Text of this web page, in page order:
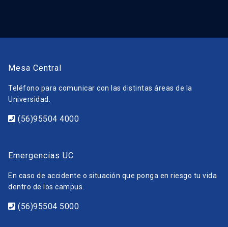
Mesa Central
Teléfono para comunicar con las distintas áreas de la
Universidad.
(56)95504 4000
Emergencias UC
En caso de accidente o situación que ponga en riesgo tu vida
dentro de los campus.
(56)95504 5000